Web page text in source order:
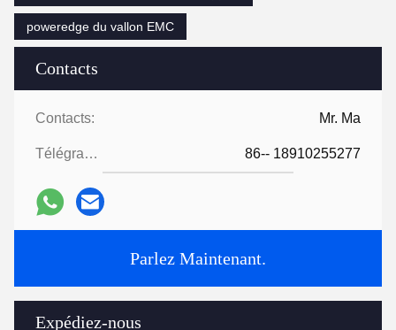
Contacts
Contacts: Mr. Ma
Télégramme: 86-- 18910255277
Parlez Maintenant.
Expédiez-nous
poweredge du vallon EMC